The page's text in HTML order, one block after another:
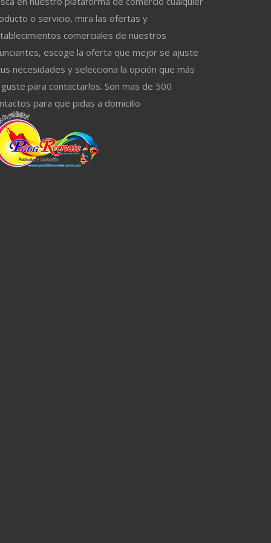
o servicio, mira las ofertas y
comerciales de nuestros
escoge la oferta que mejor se ajuste
necesidades y selecciona la opción que más
para contactarlos. Son mas de 500
para que pidas a domicilio